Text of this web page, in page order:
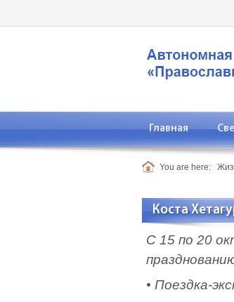
Главная
You are here:
Коста
С 15 по 20
• Поездка-